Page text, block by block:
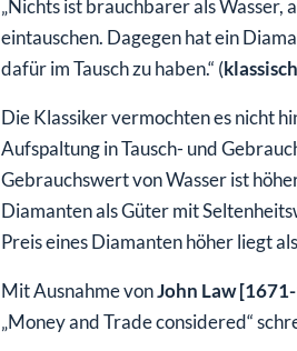
„Nichts ist brauchbarer als
eintauschen. Dagegen hat ein
dafür im Tausch zu haben.“ (
Die Klassiker vermochten es nicht
Aufspaltung in Tausch- und
Gebrauchswert von Wasser ist
Diamanten als Güter mit
Preis eines Diamanten höher liegt
Mit Ausnahme vonJohn Law
„Money and Trade considered“